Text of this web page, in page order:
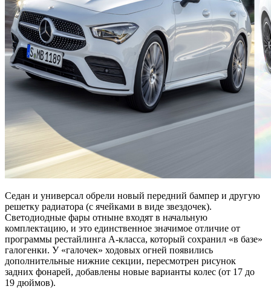
Седан и универсал обрели новый передний бампер и другую
решетку радиатора (с ячейками в виде звездочек).
Светодиодные фары отныне входят в начальную
комплектацию, и это единственное значимое отличие от
программы рестайлинга A-класса, который сохранил «в базе»
галогенки. У «галочек» ходовых огней появились
дополнительные нижние секции, пересмотрен рисунок
задних фонарей, добавлены новые варианты колес (от 17 до
19 дюймов).